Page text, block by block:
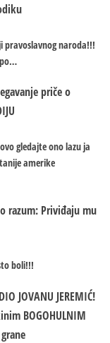
pravoslavnog naroda!!!
po…
priče o
gledajte ono lazu ja
amerike
razum: Priviđaju mu
boli!!!
JOVANU JEREMIĆ!
BOGOHULNIM